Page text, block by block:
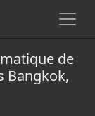
de
Bangkok,